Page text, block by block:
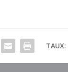
TAUX: